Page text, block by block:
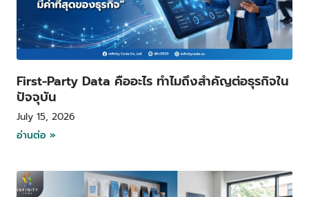
First-Party Data คืออะไร ทำไมถึงสำคัญต่อธุรกิจใน
ปัจจุบัน
July 15, 2026
อ่านต่อ »